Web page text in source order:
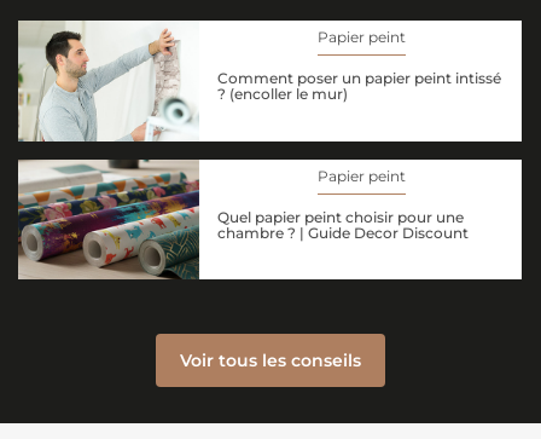
Papier peint
Comment poser un papier peint intissé
? (encoller le mur)
Papier peint
Quel papier peint choisir pour une
chambre ? | Guide Decor Discount
Voir tous les conseils